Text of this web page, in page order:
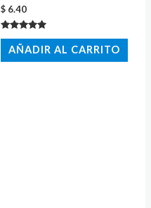
$ 6.40
Valorado
con
5.00
de 5
AÑADIR AL CARRITO